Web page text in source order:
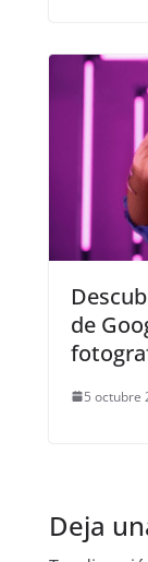
de
5 octubre
Deja